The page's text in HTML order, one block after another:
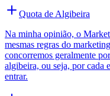
Quota de Algibeira
Na minha opinião, o
mesmas regras do
concorremos geralmente
algibeira, ou seja, por cada
entrar.